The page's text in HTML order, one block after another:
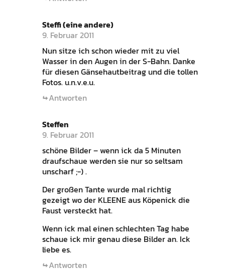
Steffi (eine andere)
9. Februar 2011
Nun sitze ich schon wieder mit zu viel
Wasser in den Augen in der S-Bahn. Danke
für diesen Gänsehautbeitrag und die tollen
Fotos. u.n.v.e.u.
Antworten
Steffen
9. Februar 2011
schöne Bilder – wenn ick da 5 Minuten
draufschaue werden sie nur so seltsam
unscharf ;-) .
Der großen Tante wurde mal richtig
gezeigt wo der KLEENE aus Köpenick die
Faust versteckt hat.
Wenn ick mal einen schlechten Tag habe
schaue ick mir genau diese Bilder an. Ick
liebe es.
Antworten